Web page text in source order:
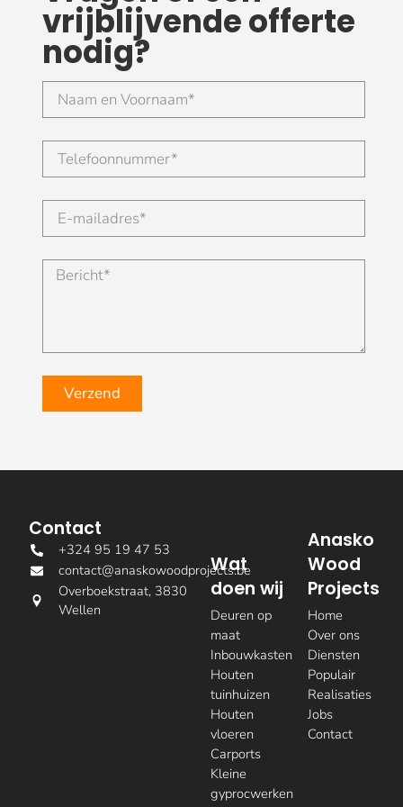
vrijblijvende offerte
nodig?
Verzend
Anasko
Wood
Projects
Home
Over ons
Diensten
Populair
Realisaties
Jobs
Contact
Wat
doen wij
Deuren op
maat
Inbouwkasten
Houten
tuinhuizen
Houten
vloeren
Carports
Kleine
gyprocwerken
Contact
+324 95 19 47 53
contact@anaskowoodprojects.be
Overboekstraat, 3830
Wellen